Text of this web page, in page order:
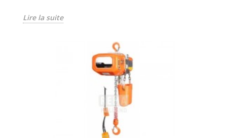
Lire la suite